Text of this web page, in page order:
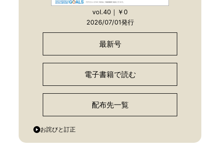
vol.40｜￥0
2026/07/01発行
最新号
電子書籍で読む
配布先一覧
お詫びと訂正